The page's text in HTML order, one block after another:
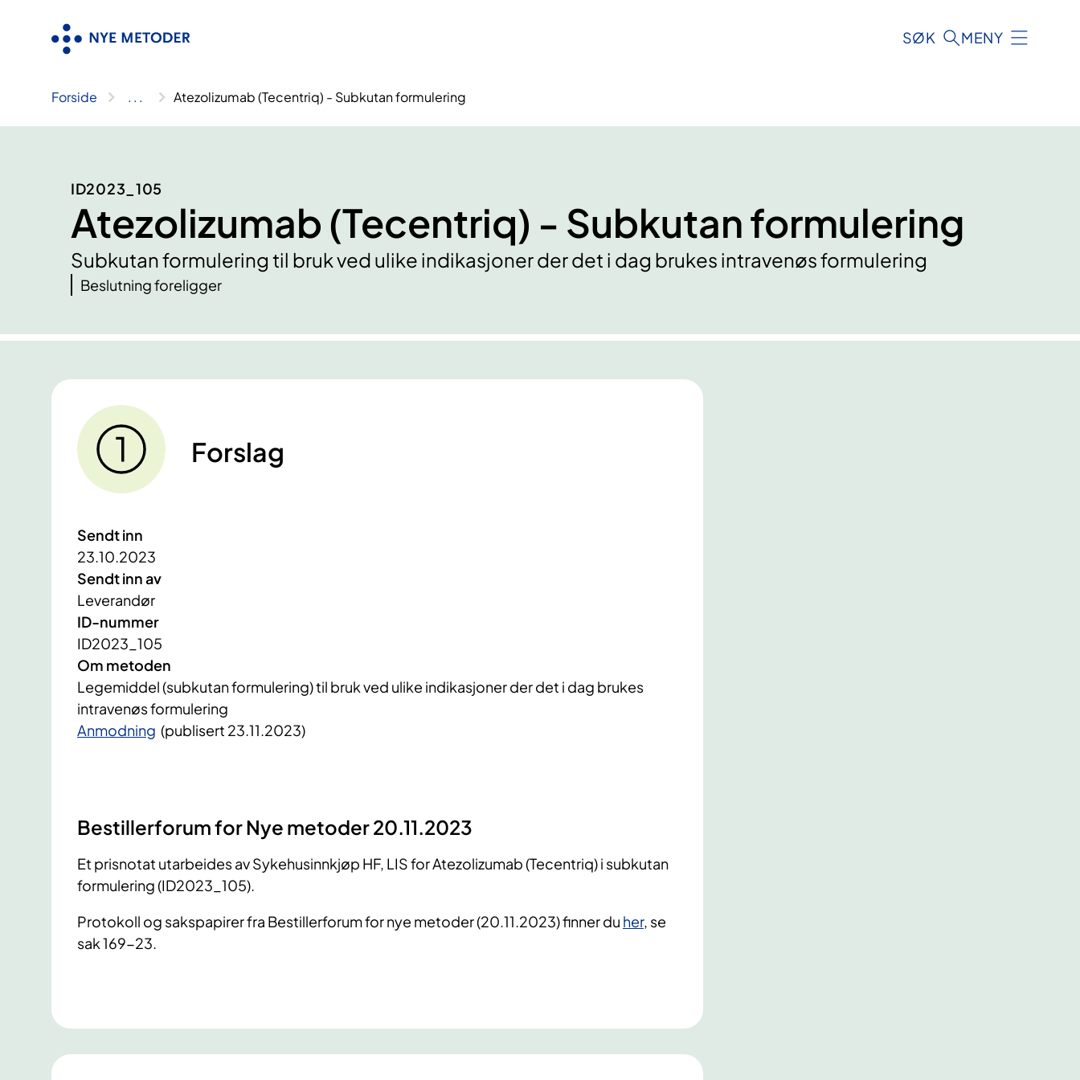
SØK MENY
Forside .. . Atezolizumab (Tecentriq) - Subkutan formulering
ID2023_105
Atezolizumab (Tecentriq) - Subkutan formulering
Subkutan formulering til bruk ved ulike indikasjoner der det i dag brukes intravenøs formulering
Beslutning foreligger
Forslag
Sendt inn
23.10.2023
Sendt inn av
Leverandør
ID-nummer
ID2023_105
Om metoden
Legemiddel (subkutan formulering) til bruk ved ulike indikasjoner der det i dag brukes
intravenøs formulering
Anmodning (publisert 23.11.2023)
Bestillerforum for Nye metoder 20.11.2023
Et prisnotat utarbeides av Sykehusinnkjøp HF, LIS for Atezolizumab (Tecentriq) i subkutan
formulering (ID2023_105).
Protokoll og sakspapirer fra Bestillerforum for nye metoder (20.11.2023) finner du her, se
sak 169-23.